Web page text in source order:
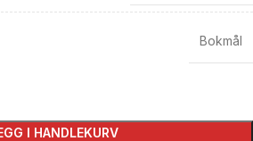
Bokmål
I HANDLEKURV